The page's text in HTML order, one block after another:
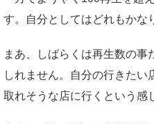
す。自分としてはどれもかな
まあ、しばらくは再生数の事
しれません。自分の行きた
取れそうな店に行くという感